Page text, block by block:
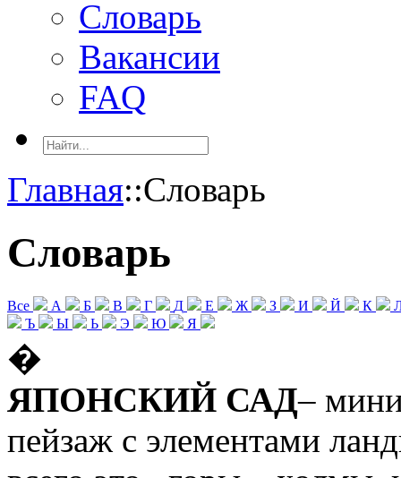
Словарь
Вакансии
FAQ
Главная::Словарь
Словарь
Все А Б В Г Д Е Ж З И Й К
Ъ
Ы Ь Э Ю Я
�
ЯПОНСКИЙ САД–
пейзаж с элементами